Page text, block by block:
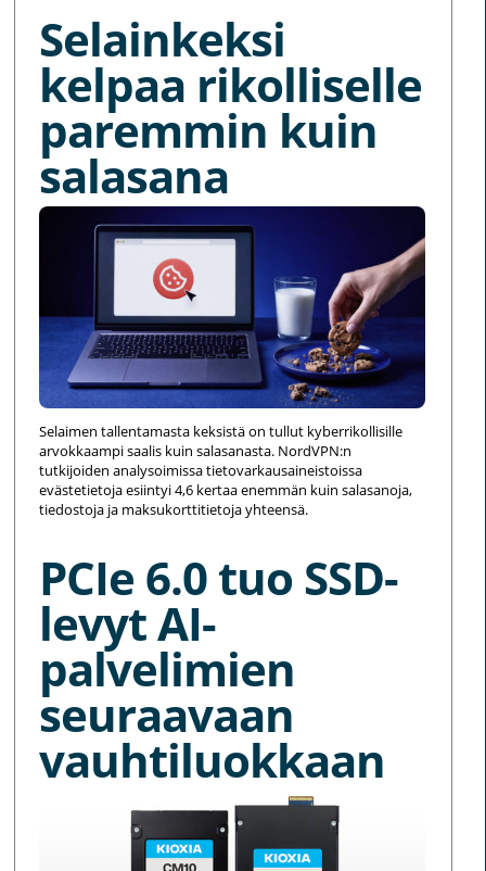
Selainkeksi
kelpaa rikolliselle
paremmin kuin
salasana
Selaimen tallentamasta keksistä on tullut kyberrikollisille
arvokkaampi saalis kuin salasanasta. NordVPN:n
tutkijoiden analysoimissa tietovarkausaineistoissa
evästetietoja esiintyi 4,6 kertaa enemmän kuin salasanoja,
tiedostoja ja maksukorttitietoja yhteensä.
PCIe 6.0 tuo SSD-
levyt AI-
palvelimien
seuraavaan
vauhtiluokkaan